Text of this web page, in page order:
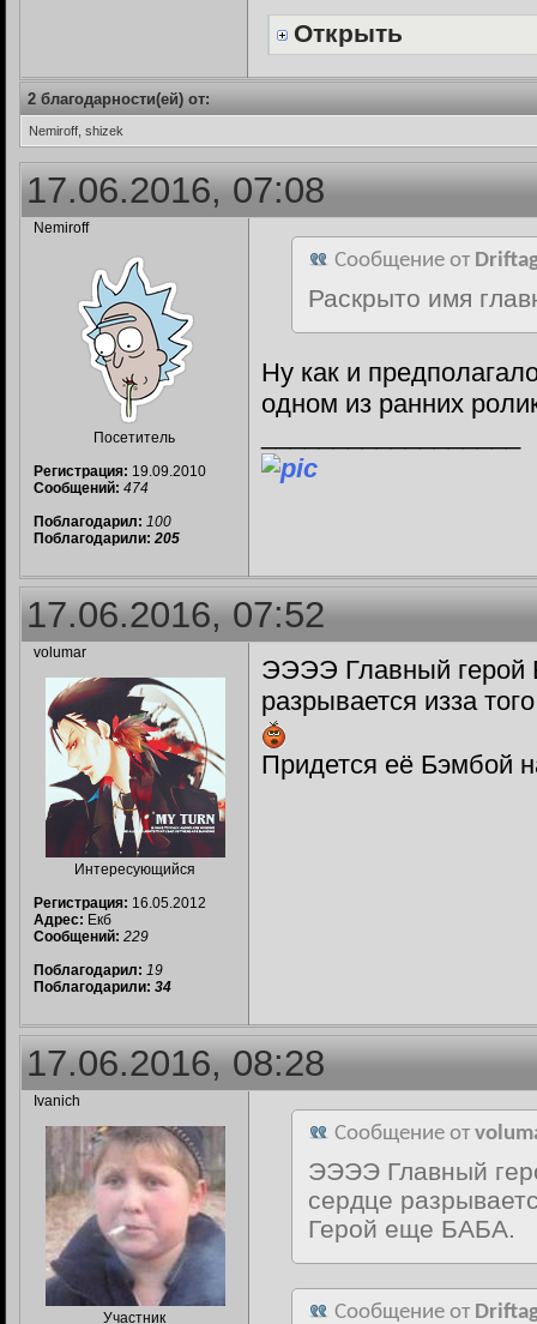
Открыть
2 благодарности(ей) от:
Nemiroff, shizek
17.06.2016, 07:08
Nemiroff
Посетитель
Регистрация: 19.09.2010
Сообщений: 474
Поблагодарил: 100
Поблагодарили: 205
Сообщение от
Раскрыто имя
Ну как и
одном из ранних
17.06.2016, 07:52
volumar
Интересующийся
Регистрация: 16.05.2012
Адрес: Екб
Сообщений: 229
Поблагодарил: 19
Поблагодарили: 34
ЭЭЭЭ Главный герой
разрывается изза
Придется её Бэмбой
17.06.2016, 08:28
Ivanich
Участник
Сообщение от
ЭЭЭЭ Главный
сердце
Герой еще БАБА.
Сообщение от